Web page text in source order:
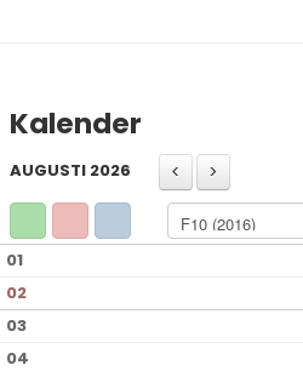
Kalender
AUGUSTI 2026
01
02
03
04